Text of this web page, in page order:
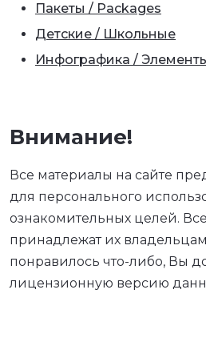
Пакеты / Packages
Детские / Школьные
Инфографика /
Внимание!
Все материалы на сайте
для персонального
ознакомительных целей.
принадлежат их
понравилось что-либо, Вы
лицензионную версию